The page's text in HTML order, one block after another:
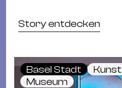
Story entdecken
Basel Stadt
Museum